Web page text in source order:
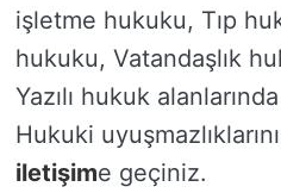
işletme hukuku, Tıp
hukuku, Vatandaşlık
Yazılı hukuk
Hukuki
iletişime geçiniz.